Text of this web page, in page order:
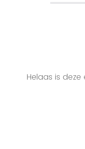
Helaas is